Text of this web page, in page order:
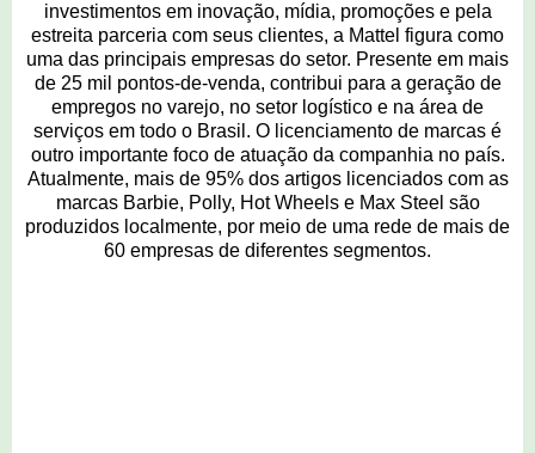
investimentos em inovação, mídia, promoções e pela
estreita parceria com seus clientes, a Mattel figura como
uma das principais empresas do setor. Presente em mais
de 25 mil pontos-de-venda, contribui para a geração de
empregos no varejo, no setor logístico e na área de
serviços em todo o Brasil. O licenciamento de marcas é
outro importante foco de atuação da companhia no país.
Atualmente, mais de 95% dos artigos licenciados com as
marcas Barbie, Polly, Hot Wheels e Max Steel são
produzidos localmente, por meio de uma rede de mais de
60 empresas de diferentes segmentos.